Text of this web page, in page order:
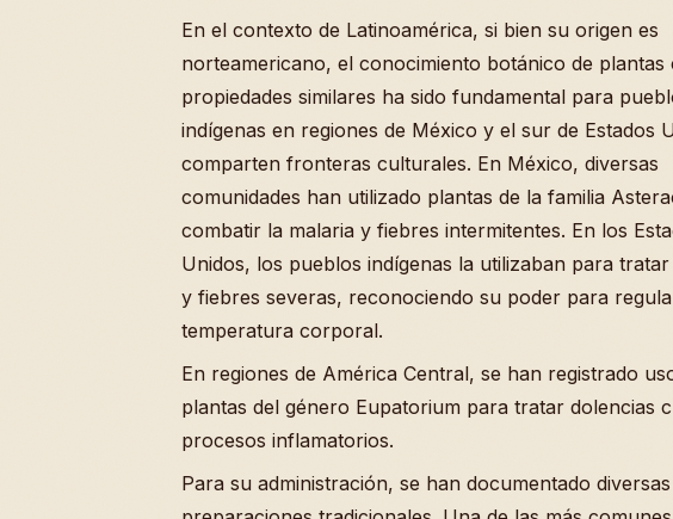
En el contexto de Latinoamérica, si bien su origen es
norteamericano, el conocimiento botánico de plantas
propiedades similares ha sido fundamental para
indígenas en regiones de México y el sur de Estados
comparten fronteras culturales. En México, diversas
comunidades han utilizado plantas de la familia
combatir la malaria y fiebres intermitentes. En los
Unidos, los pueblos indígenas la utilizaban para
y fiebres severas, reconociendo su poder para
temperatura corporal.
En regiones de América Central, se han registrado
plantas del género Eupatorium para tratar dolencias
procesos inflamatorios.
Para su administración, se han documentado diversas